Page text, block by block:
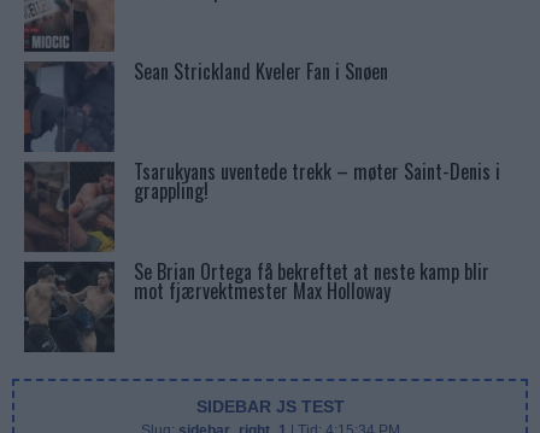
Sean Strickland Kveler Fan i Snøen
Tsarukyans uventede trekk – møter Saint-Denis i
grappling!
Se Brian Ortega få bekreftet at neste kamp blir
mot fjærvektmester Max Holloway
SIDEBAR JS TEST